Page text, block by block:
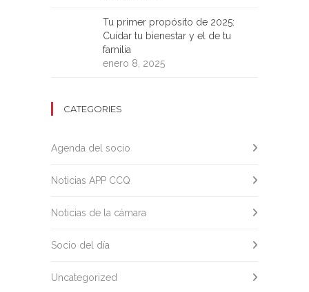
Tu primer propósito de 2025:
Cuidar tu bienestar y el de tu
familia
enero 8, 2025
CATEGORIES
Agenda del socio
Noticias APP CCQ
Noticias de la cámara
Socio del día
Uncategorized